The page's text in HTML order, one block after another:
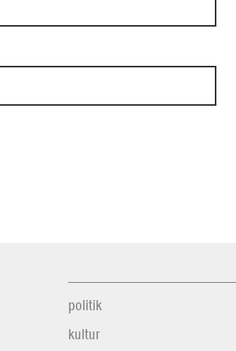
politik
kultur